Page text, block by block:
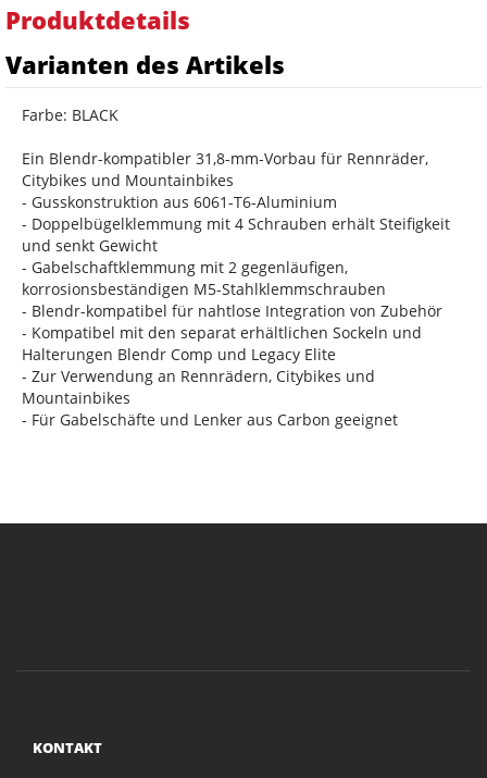
Produktdetails
Varianten des Artikels
Farbe: BLACK
Ein Blendr-kompatibler 31,8-mm-Vorbau für Rennräder,
Citybikes und Mountainbikes
- Gusskonstruktion aus 6061-T6-Aluminium
- Doppelbügelklemmung mit 4 Schrauben erhält Steifigkeit
und senkt Gewicht
- Gabelschaftklemmung mit 2 gegenläufigen,
korrosionsbeständigen M5-Stahlklemmschrauben
- Blendr-kompatibel für nahtlose Integration von Zubehör
- Kompatibel mit den separat erhältlichen Sockeln und
Halterungen Blendr Comp und Legacy Elite
- Zur Verwendung an Rennrädern, Citybikes und
Mountainbikes
- Für Gabelschäfte und Lenker aus Carbon geeignet
KONTAKT